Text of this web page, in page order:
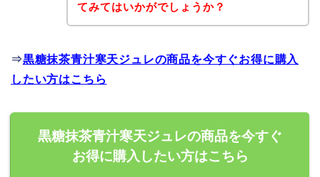
てみてはいかがでしょうか？
⇒黒糖抹茶青汁寒天ジュレの商品を今すぐお得に購入
したい方はこちら
黒糖抹茶青汁寒天ジュレの商品を今すぐ
お得に購入したい方はこちら